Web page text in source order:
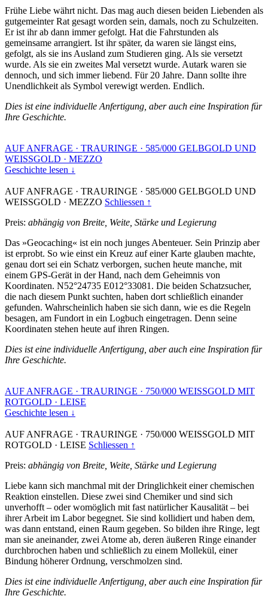
Frühe Liebe währt nicht. Das mag auch diesen beiden Liebenden als
gutgemeinter Rat gesagt worden sein, damals, noch zu Schulzeiten.
Er ist ihr ab dann immer gefolgt. Hat die Fahrstunden als
gemeinsame arrangiert. Ist ihr später, da waren sie längst eins,
gefolgt, als sie ins Ausland zum Studieren ging. Als sie versetzt
wurde. Als sie ein zweites Mal versetzt wurde. Autark waren sie
dennoch, und sich immer liebend. Für 20 Jahre. Dann sollte ihre
Unendlichkeit als Symbol verewigt werden. Endlich.
Dies ist eine individuelle Anfertigung, aber auch eine Inspiration für
Ihre Geschichte.
AUF ANFRAGE · TRAURINGE · 585/000 GELBGOLD UND
WEISSGOLD · MEZZO
Geschichte lesen ↓
AUF ANFRAGE · TRAURINGE · 585/000 GELBGOLD UND
WEISSGOLD · MEZZO Schliessen ↑
Preis: abhängig von Breite, Weite, Stärke und Legierung
Das »Geocaching« ist ein noch junges Abenteuer. Sein Prinzip aber
ist erprobt. So wie einst ein Kreuz auf einer Karte glauben machte,
genau dort sei ein Schatz verborgen, suchen heute manche, mit
einem GPS-Gerät in der Hand, nach dem Geheimnis von
Koordinaten. N52°24735 E012°33081. Die beiden Schatzsucher,
die nach diesem Punkt suchten, haben dort schließlich einander
gefunden. Wahrscheinlich haben sie sich dann, wie es die Regeln
besagen, am Fundort in ein Logbuch eingetragen. Denn seine
Koordinaten stehen heute auf ihren Ringen.
Dies ist eine individuelle Anfertigung, aber auch eine Inspiration für
Ihre Geschichte.
AUF ANFRAGE · TRAURINGE · 750/000 WEISSGOLD MIT
ROTGOLD · LEISE
Geschichte lesen ↓
AUF ANFRAGE · TRAURINGE · 750/000 WEISSGOLD MIT
ROTGOLD · LEISE Schliessen ↑
Preis: abhängig von Breite, Weite, Stärke und Legierung
Liebe kann sich manchmal mit der Dringlichkeit einer chemischen
Reaktion einstellen. Diese zwei sind Chemiker und sind sich
unverhofft – oder womöglich mit fast natürlicher Kausalität – bei
ihrer Arbeit im Labor begegnet. Sie sind kollidiert und haben dem,
was dann entstand, einen Raum gegeben. So bilden ihre Ringe, legt
man sie aneinander, zwei Atome ab, deren äußeren Ringe einander
durchbrochen haben und schließlich zu einem Mollekül, einer
Bindung höherer Ordnung, verschmolzen sind.
Dies ist eine individuelle Anfertigung, aber auch eine Inspiration für
Ihre Geschichte.